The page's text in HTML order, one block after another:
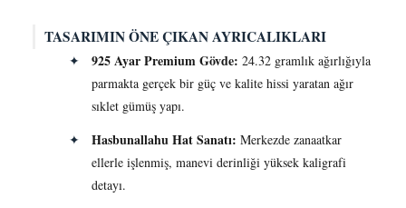
TASARIMIN ÖNE ÇIKAN AYRICALIKLARI
✦ 925 Ayar Premium Gövde: 24.32 gramlık ağırlığıyla
parmakta gerçek bir güç ve kalite hissi yaratan ağır
sıklet gümüş yapı.
✦
Hasbunallahu Hat Sanatı: Merkezde zanaatkar
ellerle işlenmiş, manevi derinliği yüksek kaligrafi
detayı.